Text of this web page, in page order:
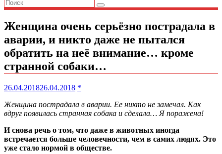
Женщина очень серьёзно пострадала в
аварии, и никто даже не пытался
обратить на неё внимание… кроме
странной собаки…
26.04.201826.04.2018 *
Женщина пострадала в аварии. Ее никто не замечал. Как
вдруг появилась странная собака и сделала… Я поражена!
И снова речь о том, что даже в животных иногда
встречается больше человечности, чем в самих людях. Это
уже стало нормой в обществе.